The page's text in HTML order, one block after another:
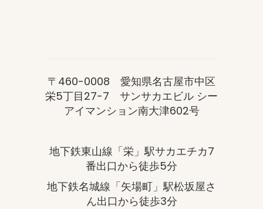
〒460-0008 愛知県名古屋市中区
栄5丁目27-7 サンサカエビル シー
アイマンション南大津602号
地下鉄東山線「栄」駅サカエチカ7
番出口から徒歩5分
地下鉄名城線「矢場町」駅松坂屋さ
ん出口から徒歩3分